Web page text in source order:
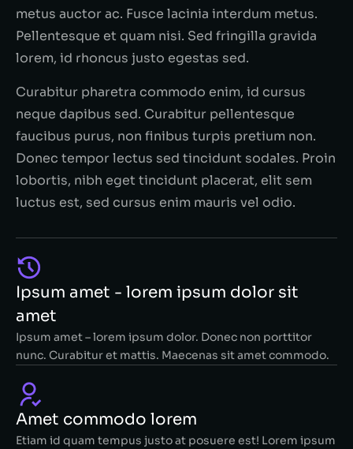
metus auctor ac. Fusce lacinia interdum metus.
Pellentesque et quam nisi. Sed fringilla gravida
lorem, id rhoncus justo egestas sed.
Curabitur pharetra commodo enim, id cursus
neque dapibus sed. Curabitur pellentesque
faucibus purus, non finibus turpis pretium non.
Donec tempor lectus sed tincidunt sodales. Proin
lobortis, nibh eget tincidunt placerat, elit sem
luctus est, sed cursus enim mauris vel odio.
Ipsum amet - lorem ipsum dolor sit
amet
Ipsum amet – lorem ipsum dolor. Donec non porttitor
nunc. Curabitur et mattis. Maecenas sit amet commodo.
Amet commodo lorem
Etiam id quam tempus justo at posuere est! Lorem ipsum